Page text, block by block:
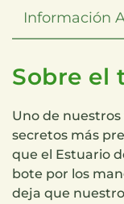
Información
Sobre el
Uno de
secretos más
que el Estuario
bote por los
deja que